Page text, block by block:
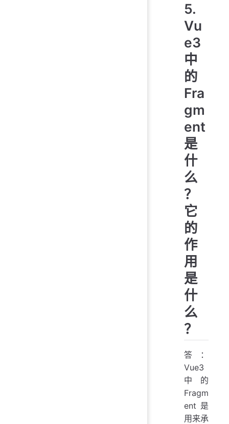
5.
Vu
e3
中
的
Fra
gm
ent
是
什
么
？
它
的
作
用
是
什
么
？
答：
Vue3
中的
Fragm
ent是
用来承